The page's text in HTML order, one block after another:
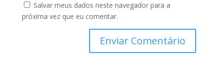
Salvar meus dados neste navegador para a
próxima vez que eu comentar.